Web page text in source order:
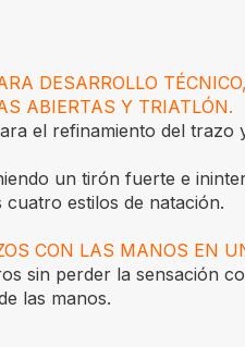
DESARROLLO
ABIERTAS Y TRIATLÓN.
el refinamiento del trazo
un tirón fuerte e
estilos de natación.
CON LAS MANOS EN
sin perder la sensación
las manos.